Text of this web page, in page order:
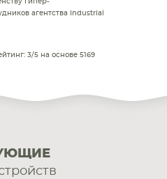
гипер-
агентства Industrial
3/5 на основе 5169